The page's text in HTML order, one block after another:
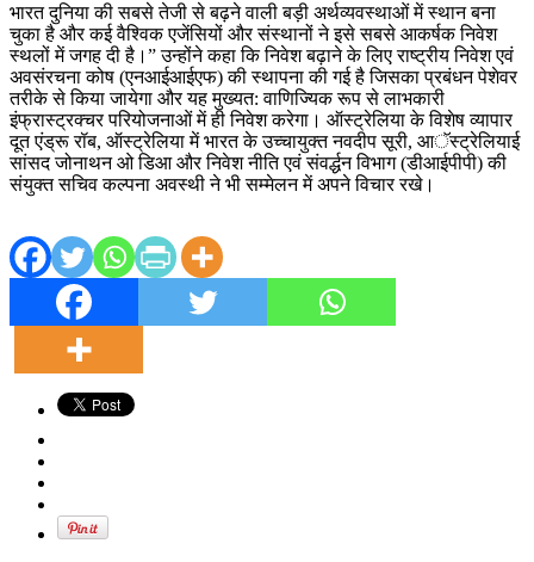
भारत दुनिया की सबसे तेजी से बढ़ने वाली बड़ी अर्थव्यवस्थाओं में स्थान बना
चुका है और कई वैश्विक एजेंसियों और संस्थानों ने इसे सबसे आकर्षक निवेश
स्थलों में जगह दी है।” उन्होंने कहा कि निवेश बढ़ाने के लिए राष्ट्रीय निवेश एवं
अवसंरचना कोष (एनआईआईएफ) की स्थापना की गई है जिसका प्रबंधन पेशेवर
तरीके से किया जायेगा और यह मुख्यत: वाणिज्यिक रूप से लाभकारी
इंफ्रास्ट्रक्चर परियोजनाओं में ही निवेश करेगा। ऑस्ट्रेलिया के विशेष व्यापार
दूत एंड्रू रॉब, ऑस्ट्रेलिया में भारत के उच्चायुक्त नवदीप सूरी, आॅस्ट्रेलियाई
सांसद जोनाथन ओ डिआ और निवेश नीति एवं संवर्द्धन विभाग (डीआईपीपी) की
संयुक्त सचिव कल्पना अवस्थी ने भी सम्मेलन में अपने विचार रखे।